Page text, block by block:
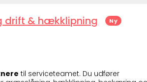
drift & hækklipning Ny
til serviceteamet. Du udfører